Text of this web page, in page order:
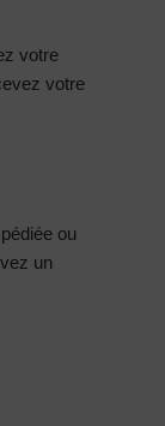
votre
votre
ou
un